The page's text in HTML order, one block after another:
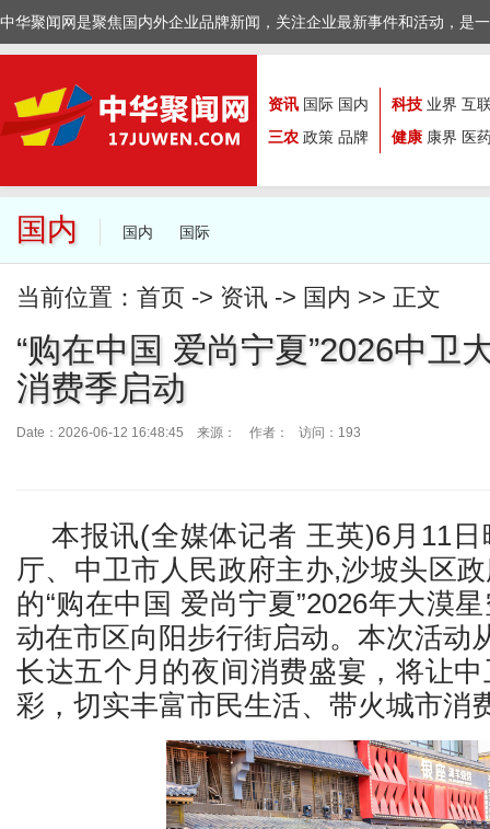
中华聚闻网是聚焦国内外企业品牌新闻，关注企业最新事件和活动，是
资讯 国际 国内
三农 政策 品牌
科技 业界 互
健康 康界 医
国内 国内 国际
当前位置： 首页 -> 资讯 -> 国内 >> 正文
“购在中国 爱尚宁夏”2026中卫
消费季启动
Date：2026-06-12 16:48:45 来源： 作者： 访问：193
本报讯(全媒体记者 王英)6月11
厅、中卫市人民政府主办,沙坡头区
的“购在中国 爱尚宁夏”2026年大漠
动在市区向阳步行街启动。本次活动
长达五个月的夜间消费盛宴，将让
彩，切实丰富市民生活、带火城市消